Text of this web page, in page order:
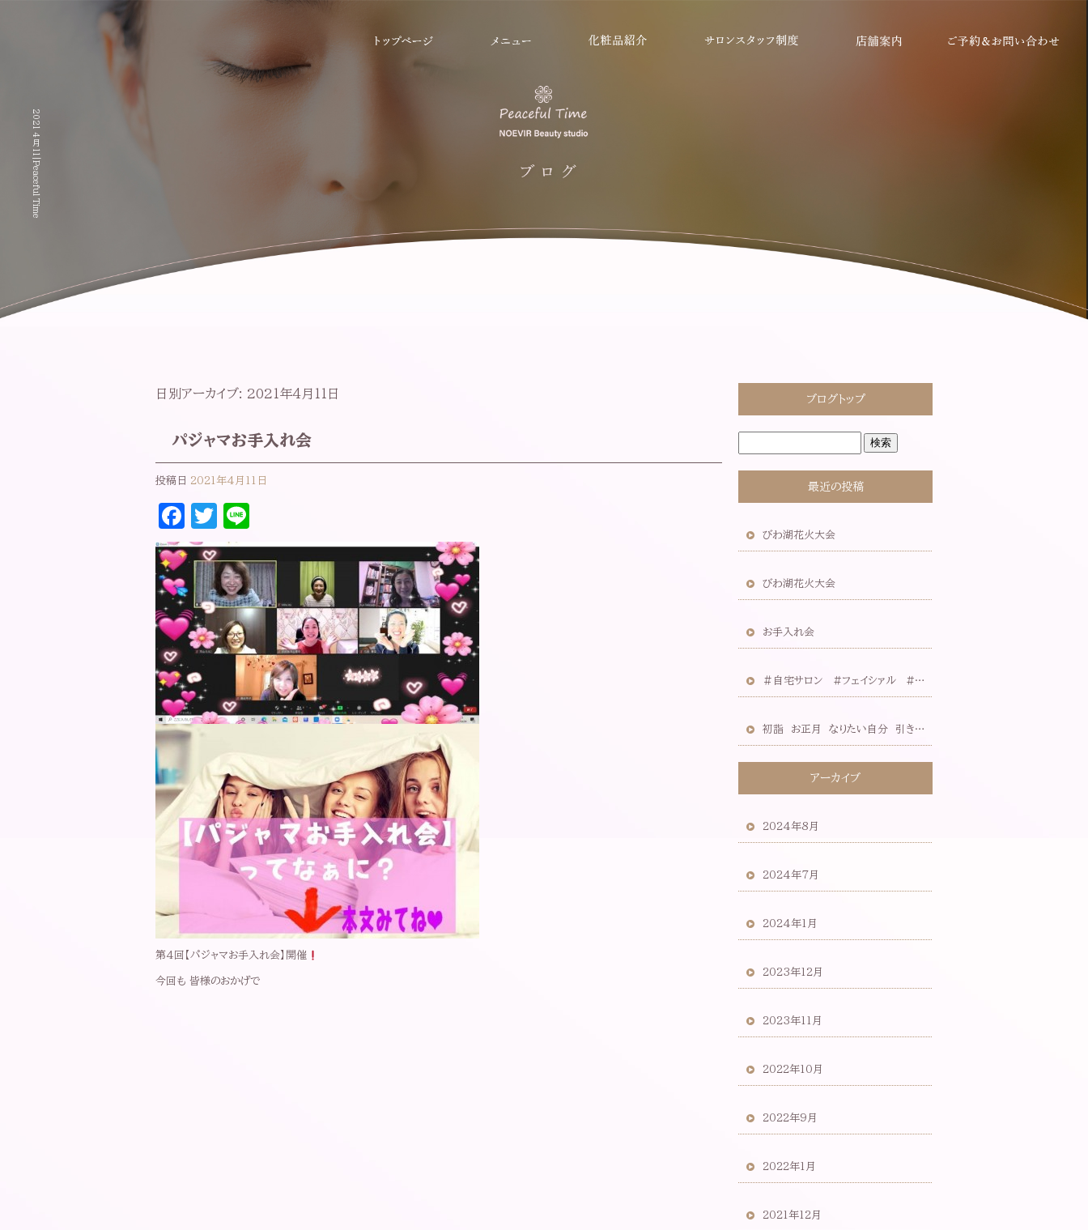
2021 4月 11|Peaceful Time
日別アーカイブ: 2021年4月11日
パジャマお手入れ会
投稿日 2021年4月11日
F
a
c
e
b
o
o
k
T
w
it
t
e
r
n
e
第4回【パジャマお手入れ会】開催
今回も 皆様のおかげで
ブログトップ
最近の投稿
びわ湖花火大会
びわ湖花火大会
お手入れ会
＃自宅サロン #フェイシァル #なりたい自分
初詣 お正月 なりたい自分 引き寄せ ノエビア
アーカイブ
2024年8月
2024年7月
2024年1月
2023年12月
2023年11月
2022年10月
2022年9月
2022年1月
2021年12月